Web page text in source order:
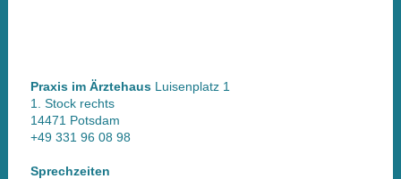
Praxis im ÄrztehausLuisenplatz 1
1. Stock rechts
14471 Potsdam
+49 331 96 08 98
Sprechzeiten